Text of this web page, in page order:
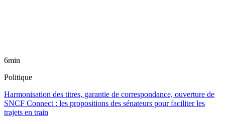
6min
Politique
Harmonisation des titres, garantie de correspondance, ouverture de
SNCF Connect : les propositions des sénateurs pour faciliter les
trajets en train